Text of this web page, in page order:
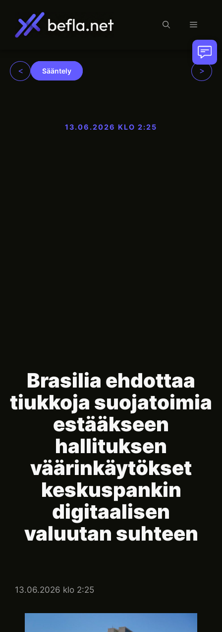
Valikko
< Sääntely >
13.06.2026 KLO 2:25
Brasilia ehdottaa
tiukkoja suojatoimia
estääkseen
hallituksen
väärinkäytökset
keskuspankin
digitaalisen
valuutan suhteen
13.06.2026 klo 2:25